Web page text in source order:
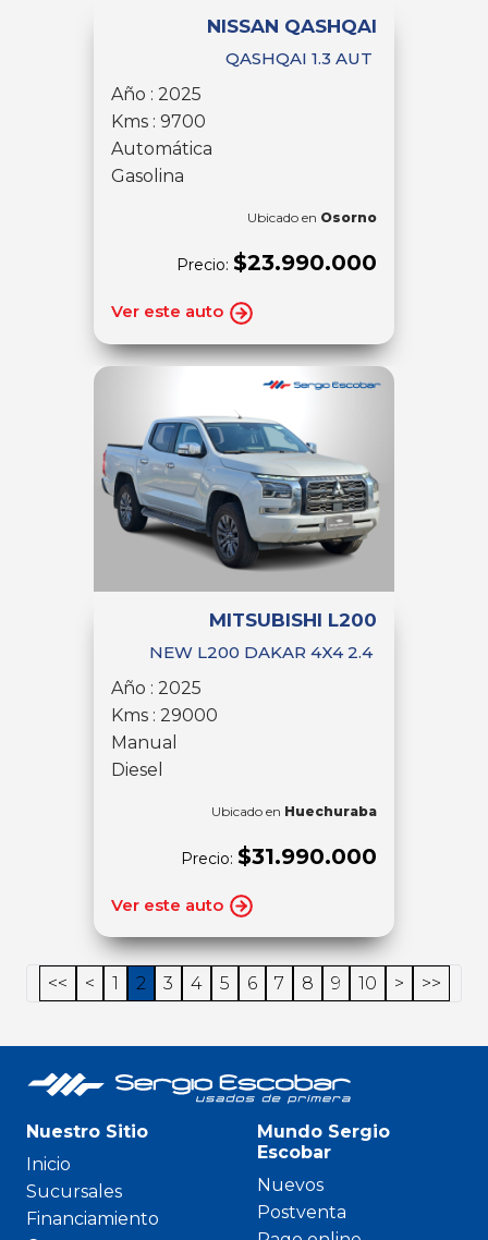
NISSAN QASHQAI
QASHQAI 1.3 AUT
Año : 2025
Kms : 9700
Automática
Gasolina
Ubicado en Osorno
Precio: $23.990.000
Ver este auto
MITSUBISHI L200
NEW L200 DAKAR 4X4 2.4
Año : 2025
Kms : 29000
Manual
Diesel
Ubicado en Huechuraba
Precio: $31.990.000
Ver este auto
<< < 1 2 3 4 5 6 7 8 9 10 > >>
Nuestro Sitio
Inicio
Sucursales
Financiamiento
Mundo Sergio
Escobar
Nuevos
Postventa